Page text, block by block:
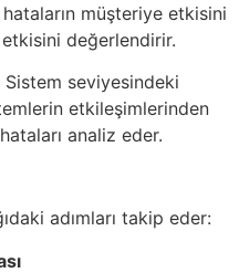
hataların müşteriye etkisini
değerlendirir.
Sistem seviyesindeki
etkileşimlerinden
analiz eder.
adımları takip eder: